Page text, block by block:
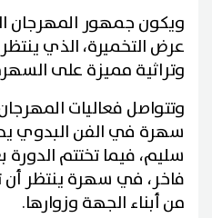
ويكون جمهور المهرجان
عرض التخميرة، الذي
وتراثية مميزة على
وتتواصل فعاليات
سهرة في الفن البدوي
سليم، فيما تختتم
فاخر، في سهرة ينتظر
من أبناء الجهة وزوارها.